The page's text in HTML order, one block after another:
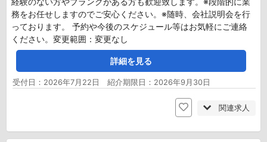
務をお任せしますのでご安心ください。※随時、会社説明会を行
っております。 予約や今後のスケジュール等はお気軽にご連絡
ください。変更範囲：変更なし
詳細を見る
受付日：2026年7月22日 紹介期限日：2026年9月30日
関連求人